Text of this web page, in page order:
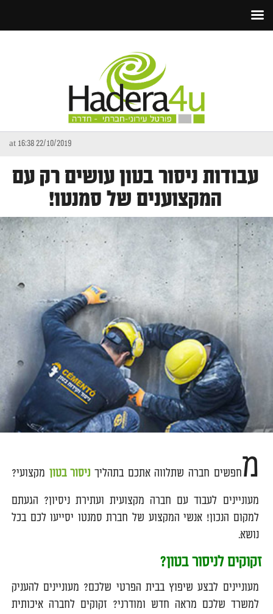
22/10/2019 at 16:38
עבודות ניסור בטון עושים רק עם
המקצוענים של סמנטו!
מחפשים חברה שתלווה אתכם בתהליך ניסור בטון מקצועי?
מעוניינים לעבוד עם חברה מקצועית ועתירת ניסיון? הגעתם
למקום הנכון! אנשי המקצוע של חברת סמנטו יסייעו לכם בכל
נושא.
זקוקים לניסור בטון?
מעוניינים לבצע שיפוץ בבית הפרטי שלכם? מעוניינים להעניק
למשרד שלכם מראה חדש ומודרני? זקוקים לחברה איכותית